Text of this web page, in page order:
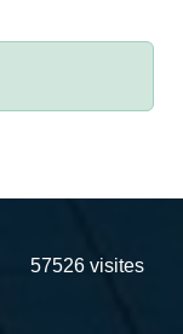
57526 visites